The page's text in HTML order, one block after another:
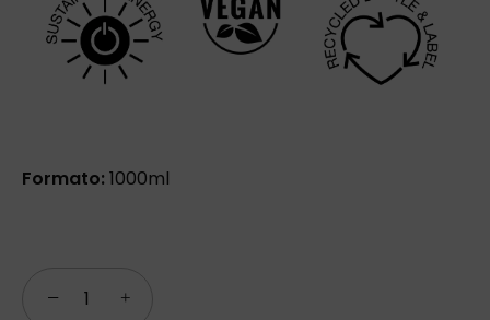
Formato: 1000ml
− +